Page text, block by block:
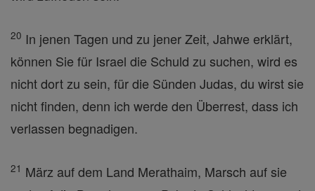
20 In jenen Tagen und zu jener Zeit, Jahwe erklärt,
können Sie für Israel die Schuld zu suchen, wird es
nicht dort zu sein, für die Sünden Judas, du wirst sie
nicht finden, denn ich werde den Überrest, dass ich
verlassen begnadigen.
21 März auf dem Land Merathaim, Marsch auf sie